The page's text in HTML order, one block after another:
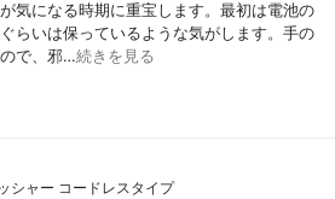
気になる時期に重宝します。最初は電池の
らいは保っているような気がします。手の
で、邪…続きを見る
シャー コードレスタイプ